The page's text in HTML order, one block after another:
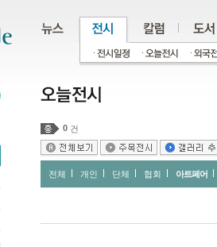
0 건
전체 개인 단체 협회 아트페어